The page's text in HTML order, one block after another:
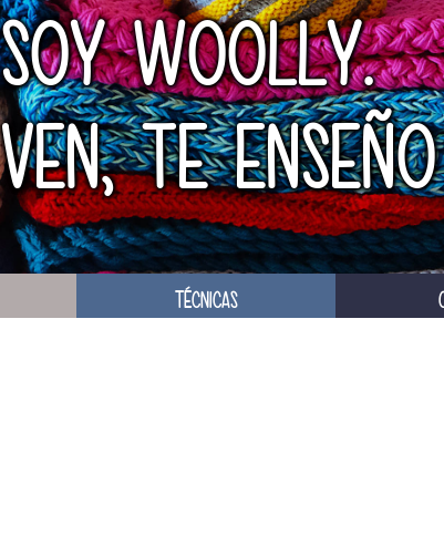
SOY WOOLLY.
VEN, TE
TÉCNICAS